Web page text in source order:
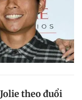
theo đuổi